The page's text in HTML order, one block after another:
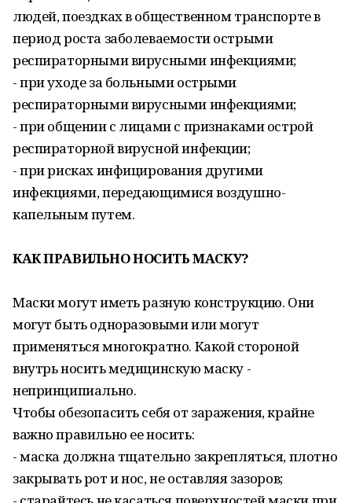
людей, поездках в общественном транспорте в
период роста заболеваемости острыми
респираторными вирусными инфекциями;
- при уходе за больными острыми
респираторными вирусными инфекциями;
- при общении с лицами с признаками острой
респираторной вирусной инфекции;
- при рисках инфицирования другими
инфекциями, передающимися воздушно-
капельным путем.
КАК ПРАВИЛЬНО НОСИТЬ МАСКУ?
Маски могут иметь разную конструкцию. Они
могут быть одноразовыми или могут
применяться многократно. Какой стороной
внутрь носить медицинскую маску -
непринципиально.
Чтобы обезопасить себя от заражения, крайне
важно правильно ее носить:
- маска должна тщательно закрепляться, плотно
закрывать рот и нос, не оставляя зазоров;